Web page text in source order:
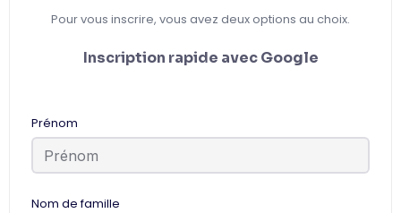
Pour vous inscrire, vous avez deux options au choix.
Inscription rapide avec Google
Prénom
Nom de famille